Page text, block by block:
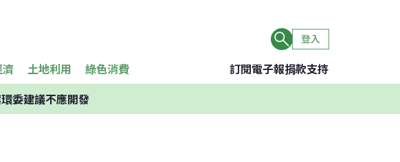
登入
土地利用 綠色消費 訂閱電子報捐款支持
委建議不應開發